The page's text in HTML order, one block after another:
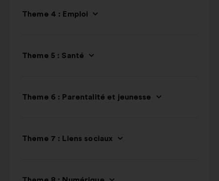
Theme 4 : Emploi
Theme 5 : Santé
Theme 6 : Parentalité et jeunesse
Theme 7 : Liens sociaux